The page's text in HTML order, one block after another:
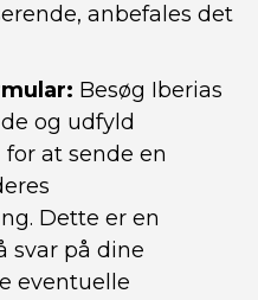
anbefales det
Besøg Iberias
og udfyld
at sende en
Dette er en
svar på dine
eventuelle